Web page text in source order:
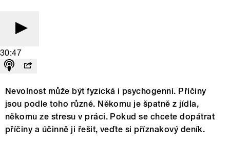
30:47
Nevolnost může být fyzická i psychogenní. Příčiny
jsou podle toho různé. Někomu je špatně z jídla,
někomu ze stresu v práci. Pokud se chcete dopátrat
příčiny a účinně ji řešit, veďte si příznakový deník.